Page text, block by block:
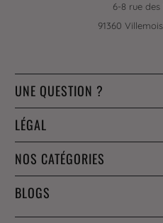
6-8 rue des
91360
UNE QUESTION ?
LÉGAL
NOS CATÉGORIES
BLOGS